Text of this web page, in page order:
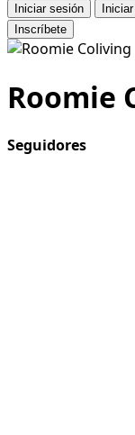
Iniciar sesión
Inscríbete
Roomie
Seguidores